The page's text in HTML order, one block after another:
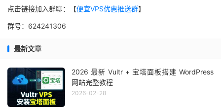
点击链接加入群聊：【便宜VPS优惠推送群】
群号：624241306
最新文章
2026 最新 Vultr + 宝塔面板搭建 WordPress
网站完整教程
2026-02-28